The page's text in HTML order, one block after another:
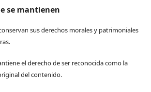
se mantienen
sus derechos morales y patrimoniales
el derecho de ser reconocida como la
del contenido.